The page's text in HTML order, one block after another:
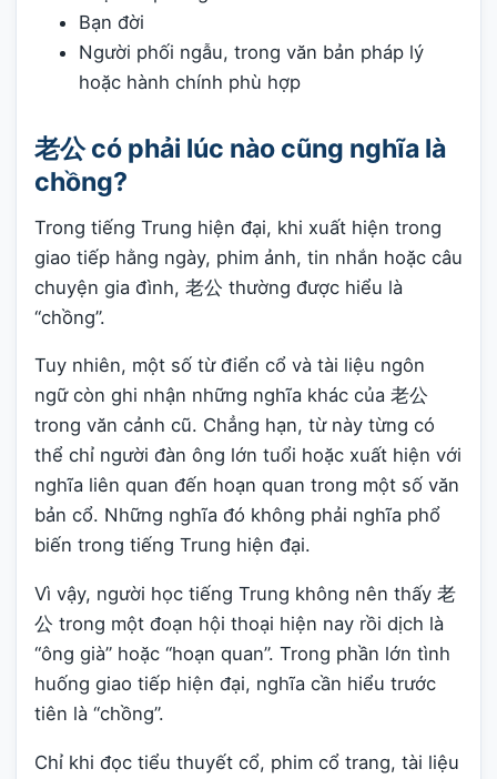
Bạn đời
Người phối ngẫu, trong văn bản pháp lý
hoặc hành chính phù hợp
老公 có phải lúc nào cũng nghĩa là
chồng?
Trong tiếng Trung hiện đại, khi xuất hiện trong
giao tiếp hằng ngày, phim ảnh, tin nhắn hoặc câu
chuyện gia đình, 老公 thường được hiểu là
“chồng”.
Tuy nhiên, một số từ điển cổ và tài liệu ngôn
ngữ còn ghi nhận những nghĩa khác của 老公
trong văn cảnh cũ. Chẳng hạn, từ này từng có
thể chỉ người đàn ông lớn tuổi hoặc xuất hiện với
nghĩa liên quan đến hoạn quan trong một số văn
bản cổ. Những nghĩa đó không phải nghĩa phổ
biến trong tiếng Trung hiện đại.
Vì vậy, người học tiếng Trung không nên thấy 老
公 trong một đoạn hội thoại hiện nay rồi dịch là
“ông già” hoặc “hoạn quan”. Trong phần lớn tình
huống giao tiếp hiện đại, nghĩa cần hiểu trước
tiên là “chồng”.
Chỉ khi đọc tiểu thuyết cổ, phim cổ trang, tài liệu